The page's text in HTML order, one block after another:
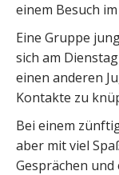
einem Besuch
Eine Gruppe
sich am
einen anderen
Kontakte zu
Bei einem
aber mit viel
Gesprächen